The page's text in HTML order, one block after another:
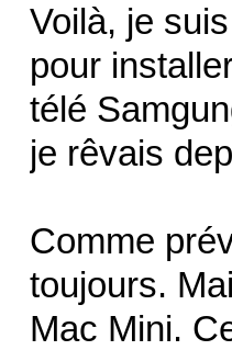
Voilà, je
pour
télé
je rêvais
Comme
toujours.
Mac Mini.